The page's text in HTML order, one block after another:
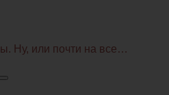
Ну, или почти на все…